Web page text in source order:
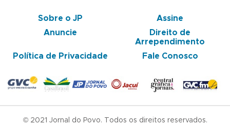
Sobre o JP
Assine
Anuncie
Direito de
Arrependimento
Política de Privacidade
Fale Conosco
© 2021 Jornal do Povo. Todos os direitos reservados.